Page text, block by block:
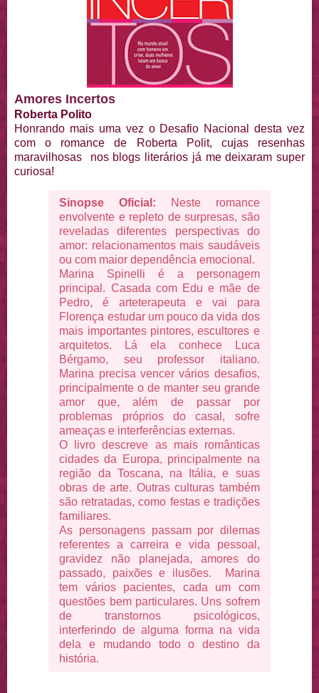
Amores Incertos
Roberta Polito
Honrando mais uma vez o Desafio Nacional desta vez
com o romance de Roberta Polit, cujas resenhas
maravilhosas nos blogs literários já me deixaram super
curiosa!
Sinopse Oficial:
Neste romance
envolvente e repleto de surpresas, são
reveladas diferentes perspectivas do
amor: relacionamentos mais saudáveis
ou com maior dependência emocional.
Marina Spinelli é a personagem
principal. Casada com Edu e mãe de
Pedro, é arteterapeuta e vai para
Florença estudar um pouco da vida dos
mais importantes pintores, escultores e
arquitetos. Lá ela conhece Luca
Bérgamo, seu professor italiano.
Marina precisa vencer vários desafios,
principalmente o de manter seu grande
amor que, além de passar por
problemas próprios do casal, sofre
ameaças e interferências externas.
O livro descreve as mais românticas
cidades da Europa, principalmente na
região da Toscana, na Itália, e suas
obras de arte. Outras culturas também
são retratadas, como festas e tradições
familiares.
As personagens passam por dilemas
referentes a carreira e vida pessoal,
gravidez não planejada, amores do
passado, paixões e ilusões. Marina
tem vários pacientes, cada um com
questões bem particulares. Uns sofrem
de transtornos psicológicos,
interferindo de alguma forma na vida
dela e mudando todo o destino da
história.